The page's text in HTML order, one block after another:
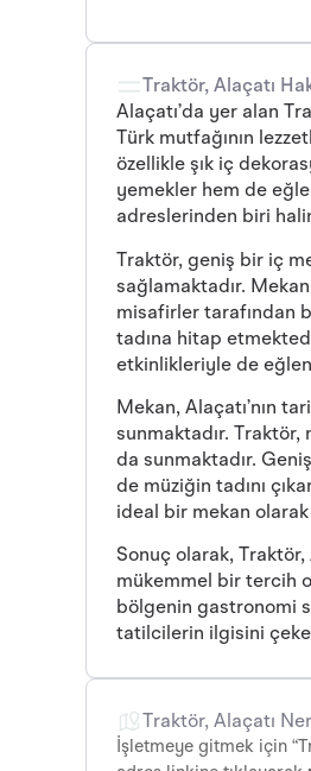
Traktör, Alaçatı
Alaçatı’da yer alan
Türk mutfağının
özellikle şık iç
yemekler hem de
adreslerinden biri
Traktör, geniş bir iç
sağlamaktadır.
misafirler tarafından
tadına hitap
etkinlikleriyle de
Mekan, Alaçatı’nın
sunmaktadır. Traktör,
da sunmaktadır.
de müziğin tadını
ideal bir mekan olarak
Sonuç olarak,
mükemmel bir tercih
bölgenin gastronomi
tatilcilerin ilgisini
Traktör, Alaçatı
İşletmeye gitmek için